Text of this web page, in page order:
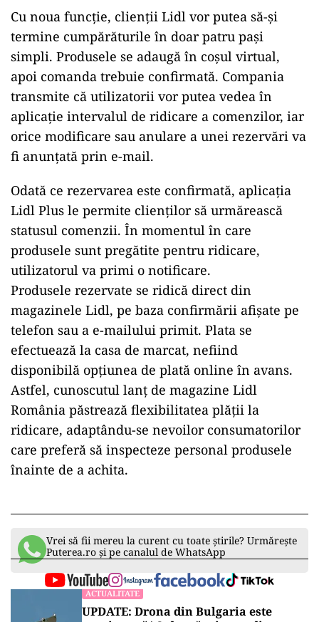
Cu noua funcție, clienții Lidl vor putea să-și
termine cumpărăturile în doar patru pași
simpli. Produsele se adaugă în coșul virtual,
apoi comanda trebuie confirmată. Compania
transmite că utilizatorii vor putea vedea în
aplicație intervalul de ridicare a comenzilor, iar
orice modificare sau anulare a unei rezervări va
fi anunțată prin e-mail.
Odată ce rezervarea este confirmată, aplicația
Lidl Plus le permite clienților să urmărească
statusul comenzii. În momentul în care
produsele sunt pregătite pentru ridicare,
utilizatorul va primi o notificare.
Produsele rezervate se ridică direct din
magazinele Lidl, pe baza confirmării afișate pe
telefon sau a e-mailului primit. Plata se
efectuează la casa de marcat, nefiind
disponibilă opțiunea de plată online în avans.
Astfel, cunoscutul lanț de magazine Lidl
România păstrează flexibilitatea plății la
ridicare, adaptându-se nevoilor consumatorilor
care preferă să inspecteze personal produsele
înainte de a achita.
Vrei să fii mereu la curent cu toate știrile? Urmărește
Puterea.ro și pe canalul de WhatsApp
ACTUALITATE
UPDATE: Drona din Bulgaria este